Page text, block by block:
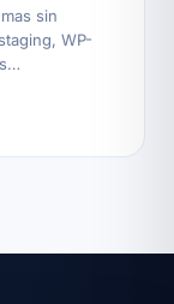
sin
WP-